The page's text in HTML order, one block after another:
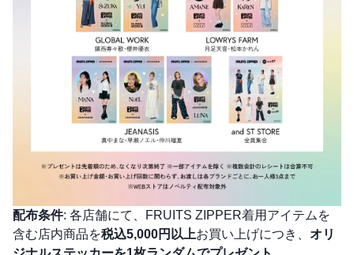
配布条件: 各店舗にて、FRUITS ZIPPER着用アイテムを
含む店内商品を税込5,000円以上お買い上げにつき、 オリ